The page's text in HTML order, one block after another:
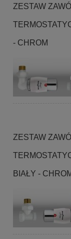
ZESTAW
- CHROM
ZESTAW
BIAŁY -